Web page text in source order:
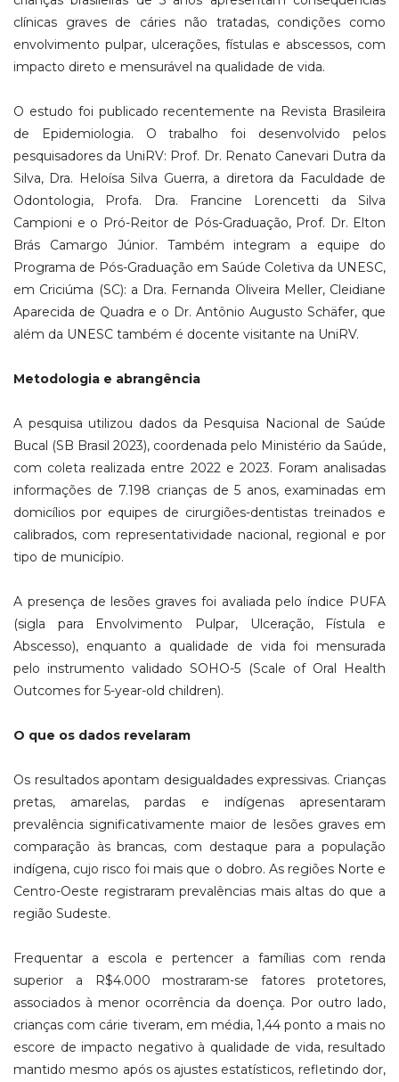
clínicas graves de cáries não tratadas, condições como
envolvimento pulpar, ulcerações, fístulas e abscessos, com
impacto direto e mensurável na qualidade de vida.
O estudo foi publicado recentemente na Revista Brasileira
de Epidemiologia. O trabalho foi desenvolvido pelos
pesquisadores da UniRV: Prof. Dr. Renato Canevari Dutra da
Silva, Dra. Heloísa Silva Guerra, a diretora da Faculdade de
Odontologia, Profa. Dra. Francine Lorencetti da Silva
Campioni e o Pró-Reitor de Pós-Graduação, Prof. Dr. Elton
Brás Camargo Júnior. Também integram a equipe do
Programa de Pós-Graduação em Saúde Coletiva da UNESC,
em Criciúma (SC): a Dra. Fernanda Oliveira Meller, Cleidiane
Aparecida de Quadra e o Dr. Antônio Augusto Schäfer, que
além da UNESC também é docente visitante na UniRV.
Metodologia e abrangência
A pesquisa utilizou dados da Pesquisa Nacional de Saúde
Bucal (SB Brasil 2023), coordenada pelo Ministério da Saúde,
com coleta realizada entre 2022 e 2023. Foram analisadas
informações de 7.198 crianças de 5 anos, examinadas em
domicílios por equipes de cirurgiões-dentistas treinados e
calibrados, com representatividade nacional, regional e por
tipo de município.
A presença de lesões graves foi avaliada pelo índice PUFA
(sigla para Envolvimento Pulpar, Ulceração, Fístula e
Abscesso), enquanto a qualidade de vida foi mensurada
pelo instrumento validado SOHO-5 (Scale of Oral Health
Outcomes for 5-year-old children).
O que os dados revelaram
Os resultados apontam desigualdades expressivas. Crianças
pretas, amarelas, pardas e indígenas apresentaram
prevalência significativamente maior de lesões graves em
comparação às brancas, com destaque para a população
indígena, cujo risco foi mais que o dobro. As regiões Norte e
Centro-Oeste registraram prevalências mais altas do que a
região Sudeste.
Frequentar a escola e pertencer a famílias com renda
superior a R$4.000 mostraram-se fatores protetores,
associados à menor ocorrência da doença. Por outro lado,
crianças com cárie tiveram, em média, 1,44 ponto a mais no
escore de impacto negativo à qualidade de vida, resultado
mantido mesmo após os ajustes estatísticos, refletindo dor,